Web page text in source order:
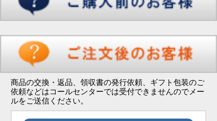
商品の交換・返品、領収書の発行依頼、ギフト包装のご
依頼などはコールセンターでは受付できませんのでメー
ルをご送信ください。